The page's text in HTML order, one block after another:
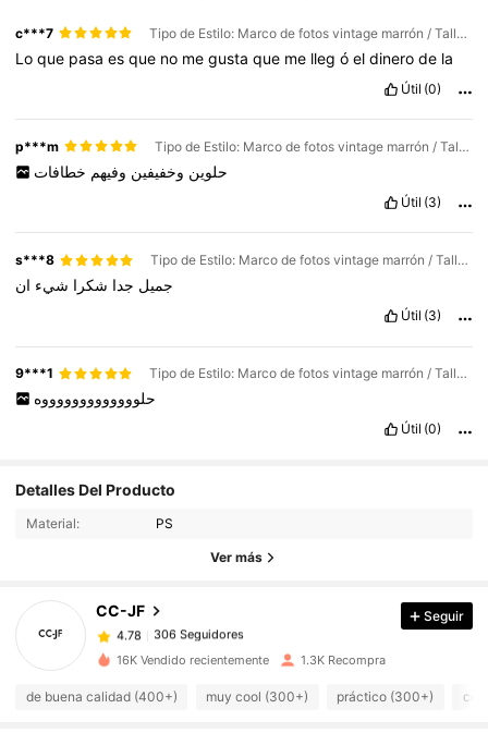
c***7 Tipo de Estilo: Marco de fotos vintage marrón / Talla: 1 marco de fotos marrón
Loque pasaesque no megustaque me llegóeldinerode la
Útil (0)
p***m Tipo de Estilo: Marco de fotos vintage marrón / Talla: [Versión mejorada] Marco de fotos retro marrón de 2 piezas - Incluye 4 ganchos
حلوين وخفيفين وفيهم خطافات
Útil (3)
s***8 Tipo de Estilo: Marco de fotos vintage marrón / Talla: 1 marco de fotos marrón
جميل جدا شكرا شيء ان
Útil (3)
9***1 Tipo de Estilo: Marco de fotos vintage marrón / Talla: 1 marco de fotos marrón
حلوووووووووووووه
Útil (0)
Detalles Del Producto
Material: PS
Ver más
CC-JF
4.78 306 Seguidores
306 Seguidores
306 Seguidores
4.78
306 Seguidores
4.78
306 Seguidores
4.78 306 Seguidores
Seguir
16K Vendido recientemente 1.3K Recompra
de buena calidad (400+) muy cool (300+) práctico (300+)